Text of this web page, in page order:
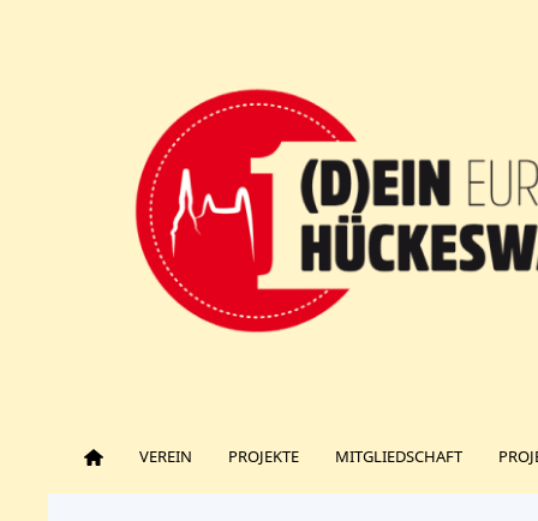
VEREIN PROJEKTE MITGLIEDSCHAFT